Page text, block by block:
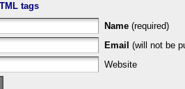
tags
Name (required)
Email (will not be
Website